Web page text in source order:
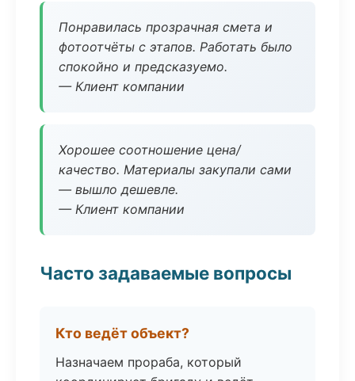
Понравилась прозрачная смета и
фотоотчёты с этапов. Работать было
спокойно и предсказуемо.
— Клиент компании
Хорошее соотношение цена/
качество. Материалы закупали сами
— вышло дешевле.
— Клиент компании
Часто задаваемые вопросы
Кто ведёт объект?
Назначаем прораба, который